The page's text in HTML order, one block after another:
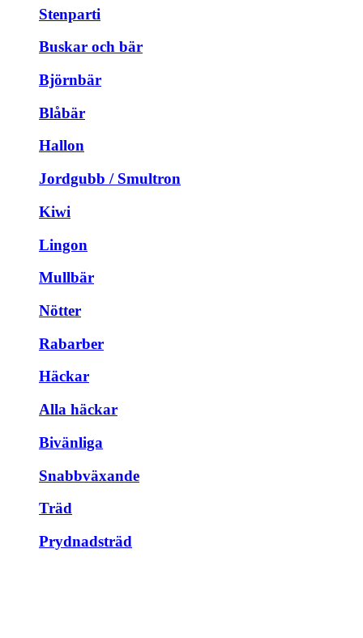
Stenparti
Buskar och bär
Björnbär
Blåbär
Hallon
Jordgubb / Smultron
Kiwi
Lingon
Mullbär
Nötter
Rabarber
Häckar
Alla häckar
Bivänliga
Snabbväxande
Träd
Prydnadsträd